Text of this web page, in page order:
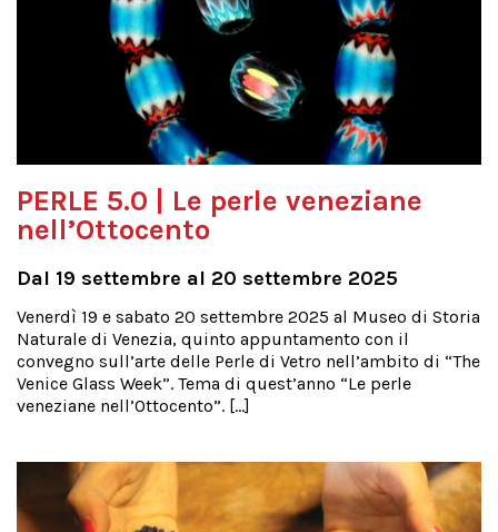
PERLE 5.0 | Le perle veneziane
nell’Ottocento
Dal 19 settembre al 20 settembre 2025
Venerdì 19 e sabato 20 settembre 2025 al Museo di Storia
Naturale di Venezia, quinto appuntamento con il
convegno sull’arte delle Perle di Vetro nell’ambito di “The
Venice Glass Week”. Tema di quest’anno “Le perle
veneziane nell’Ottocento”. […]